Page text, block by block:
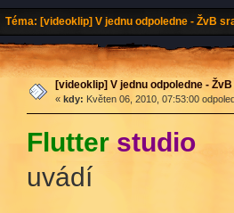
Téma: [videoklip] V jednu odpoledne - ŽvB
[videoklip] V jednu odpoledne -
« kdy: Květen 06, 2010, 07:53:00
Flutter studio
uvádí